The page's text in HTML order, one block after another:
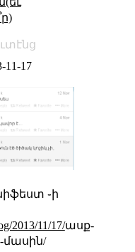
11-17
֊ի
2013/11/17/ասք-
մասին/